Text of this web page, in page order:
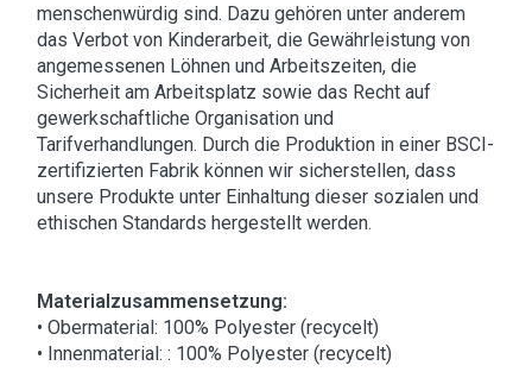
menschenwürdig sind. Dazu gehören unter anderem
das Verbot von Kinderarbeit, die Gewährleistung von
angemessenen Löhnen und Arbeitszeiten, die
Sicherheit am Arbeitsplatz sowie das Recht auf
gewerkschaftliche Organisation und
Tarifverhandlungen. Durch die Produktion in einer BSCI-
zertifizierten Fabrik können wir sicherstellen, dass
unsere Produkte unter Einhaltung dieser sozialen und
ethischen Standards hergestellt werden.
Materialzusammensetzung:
• Obermaterial: 100% Polyester (recycelt)
• Innenmaterial: : 100% Polyester (recycelt)